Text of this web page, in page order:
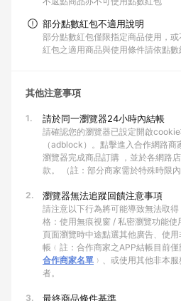
部分點數紅包不適用說明
部分點數紅包僅限指定商品使用，
紅包之適用商品與使用條件請依點數
其他注意事項
1. 請於同一瀏覽器24小時內結帳
請確認您的瀏覽器已設定開啟
（adblock）。點擊進入合作網路
瀏覽器完成商品訂購 ，並於各網路
款。 （註：部分商家需於特殊時限內
2. 瀏覽器無法追蹤回饋注意事項
請注意以下行為將可能導致無法取
格：使用無痕視窗 / 私密瀏覽功能
頁面瀏覽時中途點選其他廣告、使
帳﹙註：合作商家之APP結帳目前僅
合作商家名單 ﹚、或使用其他非本
者。
3. 最終商品條件基準